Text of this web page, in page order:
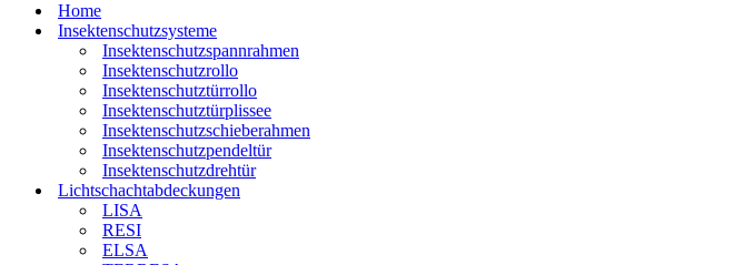
Home
Insektenschutzsysteme
Insektenschutzspannrahmen
Insektenschutzrollo
Insektenschutztürrollo
Insektenschutztürplissee
Insektenschutzschieberahmen
Insektenschutzpendeltür
Insektenschutzdrehtür
Lichtschachtabdeckungen
LISA
RESI
ELSA